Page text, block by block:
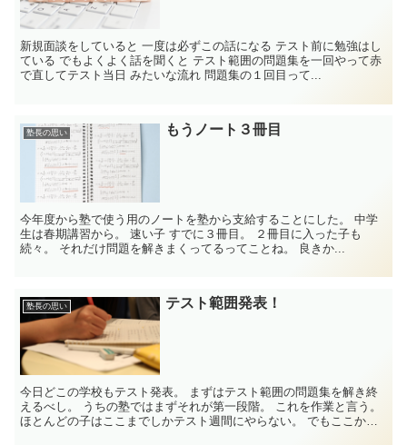
新規面談をしていると 一度は必ずこの話になる テスト前に勉強はし
ている でもよくよく話を聞くと テスト範囲の問題集を一回やって赤
で直してテスト当日 みたいな流れ 問題集の１回目って...
塾長の思い もうノート３冊目
今年度から塾で使う用のノートを塾から支給することにした。 中学
生は春期講習から。 速い子 すでに３冊目。 ２冊目に入った子も
続々。 それだけ問題を解きまくってるってことね。 良きか...
塾長の思い テスト範囲発表！
今日どこの学校もテスト発表。 まずはテスト範囲の問題集を解き終
えるべし。 うちの塾ではまずそれが第一段階。 これを作業と言う。
ほとんどの子はここまでしかテスト週間にやらない。 でもここから